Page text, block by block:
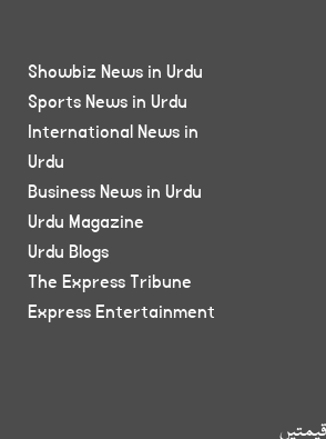
Showbiz News in Urdu
Sports News in Urdu
International News in
Urdu
Business News in Urdu
Urdu Magazine
Urdu Blogs
The Express Tribune
Express Entertainment